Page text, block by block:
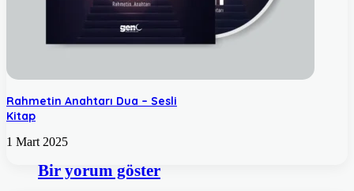
Rahmetin Anahtarı Dua – Sesli
Kitap
1 Mart 2025
Bir yorum göster